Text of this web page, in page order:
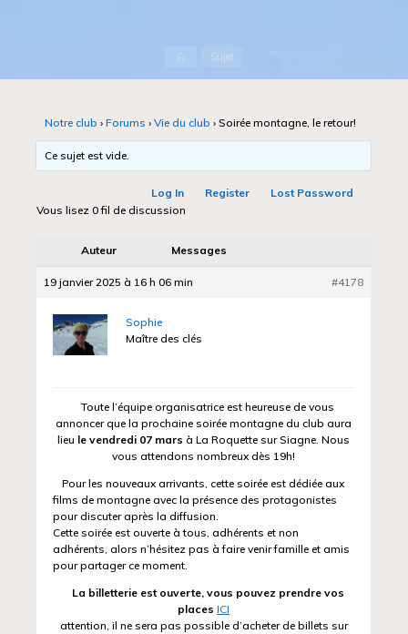
AccueilSujet
Notre club › Forums › Vie du club › Soirée montagne, le retour!
Ce sujet est vide.
Log In Register
Lost Password
Vous lisez 0 fil de discussion
Auteur Messages
19 janvier 2025 à 16 h 06 min #4178
Sophie
Maître des clés
Toute l’équipe organisatrice est heureuse de vous
annoncer que la prochaine soirée montagne du club aura
lieu le vendredi 07 mars à La Roquette sur Siagne. Nous
vous attendons nombreux dès 19h!
Pour les nouveaux arrivants, cette soirée est dédiée aux
films de montagne avec la présence des protagonistes
pour discuter après la diffusion.
Cette soirée est ouverte à tous, adhérents et non
adhérents, alors n’hésitez pas à faire venir famille et amis
pour partager ce moment.
La billetterie est ouverte, vous pouvez prendre vos
places ICI
attention, il ne sera pas possible d’acheter de billets sur